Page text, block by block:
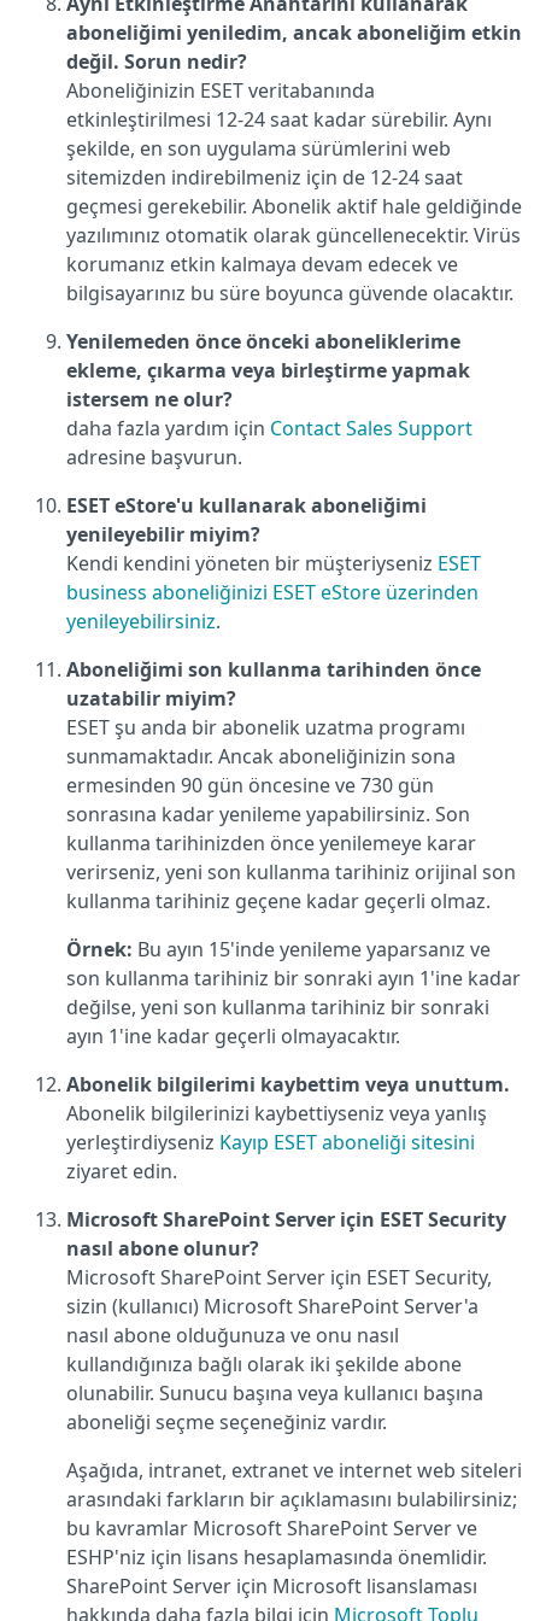
aboneliğimi yeniledim, ancak aboneliğim etkin
değil. Sorun nedir?
Aboneliğinizin ESET veritabanında
etkinleştirilmesi 12-24 saat kadar sürebilir. Aynı
şekilde, en son uygulama sürümlerini web
sitemizden indirebilmeniz için de 12-24 saat
geçmesi gerekebilir. Abonelik aktif hale geldiğinde
yazılımınız otomatik olarak güncellenecektir. Virüs
korumanız etkin kalmaya devam edecek ve
bilgisayarınız bu süre boyunca güvende olacaktır.
Yenilemeden önce önceki aboneliklerime
ekleme, çıkarma veya birleştirme yapmak
istersem ne olur?
daha fazla yardım için Contact Sales Support
adresine başvurun.
ESET eStore'u kullanarak aboneliğimi
yenileyebilir miyim?
Kendi kendini yöneten bir müşteriyseniz ESET
business aboneliğinizi ESET eStore üzerinden
yenileyebilirsiniz.
Aboneliğimi son kullanma tarihinden önce
uzatabilir miyim?
ESET şu anda bir abonelik uzatma programı
sunmamaktadır. Ancak aboneliğinizin sona
ermesinden 90 gün öncesine ve 730 gün
sonrasına kadar yenileme yapabilirsiniz. Son
kullanma tarihinizden önce yenilemeye karar
verirseniz, yeni son kullanma tarihiniz orijinal son
kullanma tarihiniz geçene kadar geçerli olmaz.
Örnek: Bu ayın 15'inde yenileme yaparsanız ve
son kullanma tarihiniz bir sonraki ayın 1'ine kadar
değilse, yeni son kullanma tarihiniz bir sonraki
ayın 1'ine kadar geçerli olmayacaktır.
Abonelik bilgilerimi kaybettim veya unuttum.
Abonelik bilgilerinizi kaybettiyseniz veya yanlış
yerleştirdiyseniz Kayıp ESET aboneliği sitesini
ziyaret edin.
Microsoft SharePoint Server için ESET Security
nasıl abone olunur?
Microsoft SharePoint Server için ESET Security,
sizin (kullanıcı) Microsoft SharePoint Server'a
nasıl abone olduğunuza ve onu nasıl
kullandığınıza bağlı olarak iki şekilde abone
olunabilir. Sunucu başına veya kullanıcı başına
aboneliği seçme seçeneğiniz vardır.
Aşağıda, intranet, extranet ve internet web siteleri
arasındaki farkların bir açıklamasını bulabilirsiniz;
bu kavramlar Microsoft SharePoint Server ve
ESHP'niz için lisans hesaplamasında önemlidir.
SharePoint Server için Microsoft lisanslaması
hakkında daha fazla bilgi için Microsoft Toplu